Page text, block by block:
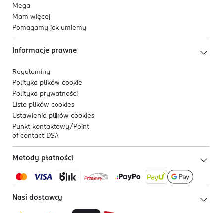
Mega
Mam więcej
Pomagamy jak umiemy
Informacje prawne
Regulaminy
Polityka plików cookie
Polityka prywatności
Lista plików cookies
Ustawienia plików cookies
Punkt kontaktowy/ Point
of contact DSA
Metody płatności
Nasi dostawcy